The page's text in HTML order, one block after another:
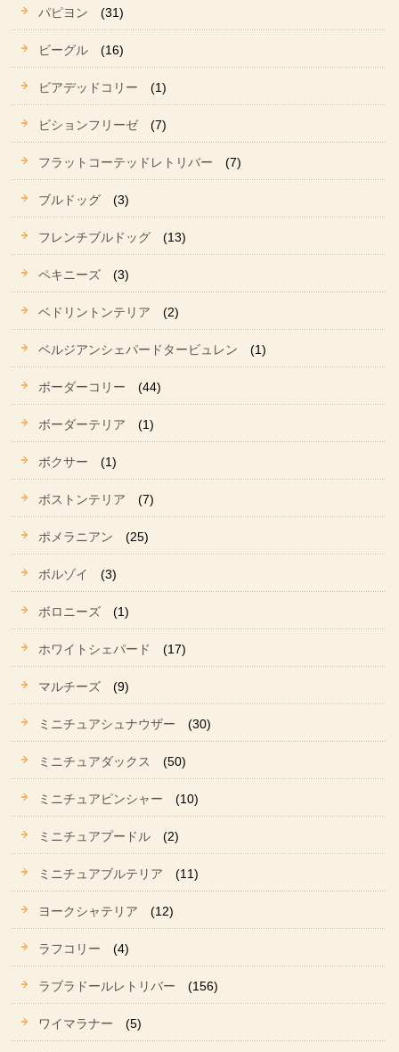
パピヨン (31)
ビーグル (16)
ビアデッドコリー (1)
ビションフリーゼ (7)
フラットコーテッドレトリバー (7)
ブルドッグ (3)
フレンチブルドッグ (13)
ペキニーズ (3)
ベドリントンテリア (2)
ベルジアンシェパードタービュレン (1)
ボーダーコリー (44)
ボーダーテリア (1)
ボクサー (1)
ボストンテリア (7)
ポメラニアン (25)
ボルゾイ (3)
ボロニーズ (1)
ホワイトシェパード (17)
マルチーズ (9)
ミニチュアシュナウザー (30)
ミニチュアダックス (50)
ミニチュアピンシャー (10)
ミニチュアプードル (2)
ミニチュアブルテリア (11)
ヨークシャテリア (12)
ラフコリー (4)
ラブラドールレトリバー (156)
ワイマラナー (5)